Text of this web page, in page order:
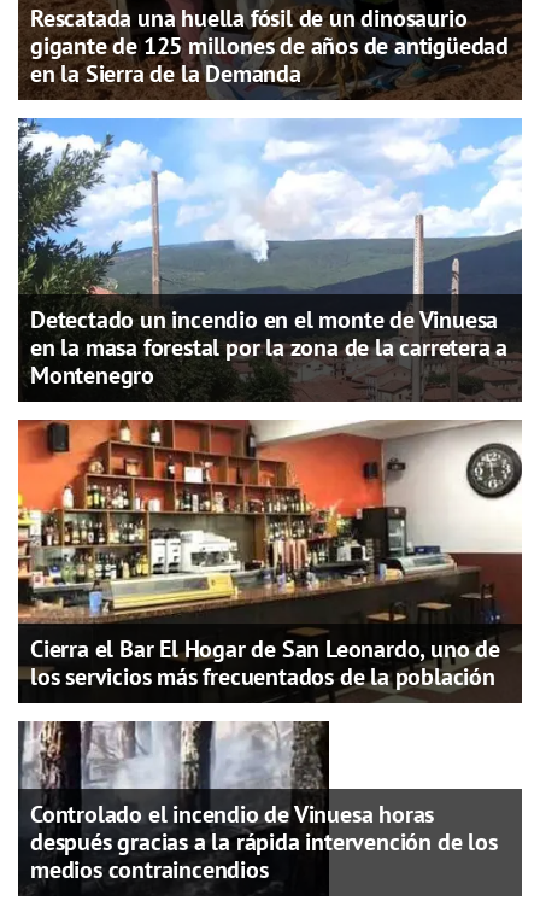
Rescatada una huella fósil de un dinosaurio
gigante de 125 millones de años de antigüedad
en la Sierra de la Demanda
Detectado un incendio en el monte de Vinuesa
en la masa forestal por la zona de la carretera a
Montenegro
Cierra el Bar El Hogar de San Leonardo, uno de
los servicios más frecuentados de la población
Controlado el incendio de Vinuesa horas
después gracias a la rápida intervención de los
medios contraincendios